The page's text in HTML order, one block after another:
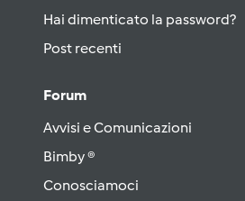
Hai dimenticato la password?
Post recenti
Forum
Avvisi e Comunicazioni
Bimby ®
Conosciamoci